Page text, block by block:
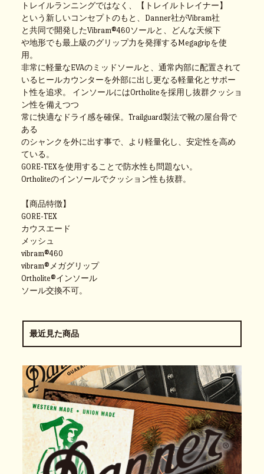
トレイルランニングではなく、【トレイルトレイナー】
という新しいコンセプトのもと、Danner社がVibram社
と共同で開発したVibram®460ソールと、どんな天候下
や地形でも最上級のグリップ力を発揮するMegagripを使
用。
非常に軽量なEVAのミッドソールと、通常内部に配置されて
いるヒールカウンターを外部に出し更なる軽量化とサポー
ト性を追求。
インソールにはOrtholiteを採用し抜群クッショ
ン性を備えつつ
常に快適なドライ感を確保。Trailguard製法で靴の屋台骨で
ある
のシャンクを外に出す事で、より軽量化し、安定性を高め
ている。
GORE-TEXを使用することで防水性も問題ない。
Ortholiteのインソールでクッション性も抜群。
【商品特徴】
GORE-TEX
カウスエード
メッシュ
vibram®460
vibram®メガグリップ
Ortholite®インソール
ソール交換不可。
最近見た商品